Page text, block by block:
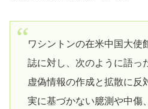
ワシントンの在米中国大使
誌に対し、次のように語っ
虚偽情報の作成と拡散に反
実に基づかない臆測や中傷